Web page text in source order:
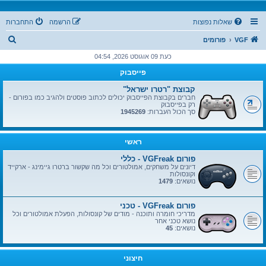
שאלות נפוצות התחברות הרשמה
VGF פורומים
ו
כעת 09 אוגוסט 2026, 04:54
פייסבוק
קבוצת "רטרו ישראל"
חברים בקבוצת הפייסבוק יכולים לכתוב פוסטים ולהגיב כמו בפורום -
רק בפייסבוק
סך הכול העברות: 1945269
ראשי
פורום VGFreak - כללי
דיונים על משחקים, אמולטורים וכל מה שקשור ברטרו גיימינג - ארקייד
וקונסולות
נושאים: 1479
פורום VGFreak - טכני
מדריכי חומרה ותוכנה - מודים של קונסולות, הפעלת אמולטורים וכל
נושא טכני אחר
נושאים: 45
חיצוני